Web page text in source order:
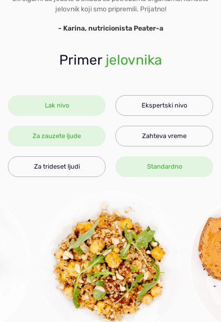
jelovnik koji smo pripremili. Prijatno!
- Karina, nutricionista Peater-a
Primer jelovnika
Lak nivo Ekspertski nivo
Za zauzete ljude Zahteva vreme
Za trideset ljudi Standardno